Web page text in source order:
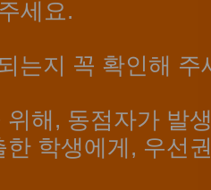
세요.
는지 꼭 확인해 주
해, 동점자가 발
학생에게, 우선